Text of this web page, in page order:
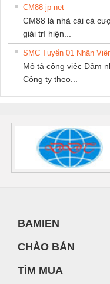
CM88 jp net
CM88 là nhà cái cá
giải trí hiện...
SMC Tuyển 01 Nhân
Mô tả công việc Đảm
Công ty theo...
BAMIEN
CHÀO BÁN
TÌM MUA